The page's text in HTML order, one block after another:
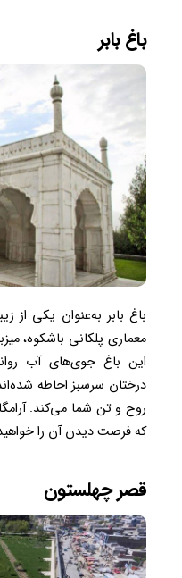
باغ بابر
باغ بابر به‌عنوان یکی از
معماری پلکانی باشکوه،
این باغ جوی‌های آب
درختان سرسبز احاطه
روح و تن شما می‌کند.
که فرصت دیدن آن را
قصر چهلستون